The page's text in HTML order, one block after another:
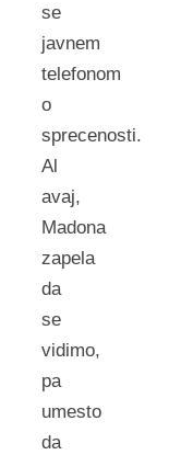
se
javnem
telefonom
o
sprecenosti.
Al
avaj,
Madona
zapela
da
se
vidimo,
pa
umesto
da